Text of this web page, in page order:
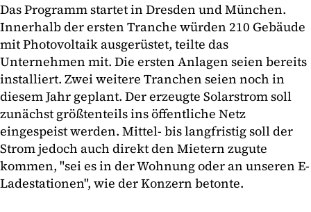
Das Programm startet in Dresden und München.
Innerhalb der ersten Tranche würden 210 Gebäude
mit Photovoltaik ausgerüstet, teilte das
Unternehmen mit. Die ersten Anlagen seien bereits
installiert. Zwei weitere Tranchen seien noch in
diesem Jahr geplant. Der erzeugte Solarstrom soll
zunächst größtenteils ins öffentliche Netz
eingespeist werden. Mittel- bis langfristig soll der
Strom jedoch auch direkt den Mietern zugute
kommen, "sei es in der Wohnung oder an unseren E-
Ladestationen", wie der Konzern betonte.